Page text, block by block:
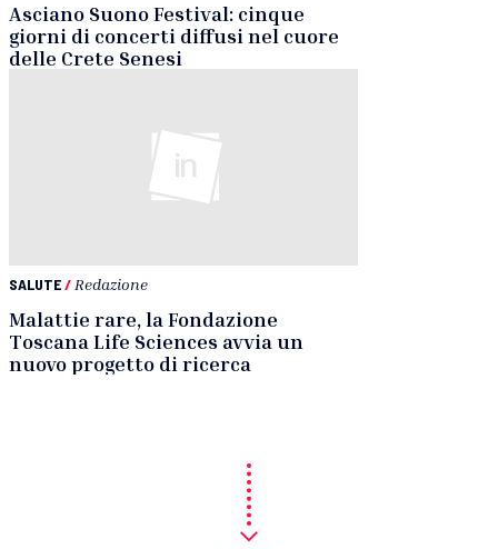
Asciano Suono Festival: cinque
giorni di concerti diffusi nel cuore
delle Crete Senesi
SALUTE/ Redazione
Malattie rare, la Fondazione
Toscana Life Sciences avvia un
nuovo progetto di ricerca